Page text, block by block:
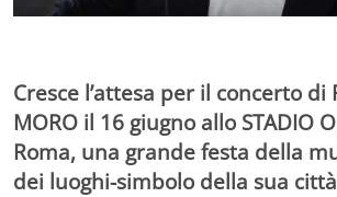
Cresce l’attesa per il concerto di
MORO il 16 giugno allo STADIO
Roma, una grande festa della
dei luoghi-simbolo della sua